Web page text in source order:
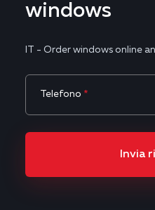
windows
IT - Order windows online
Telefono *
Invia